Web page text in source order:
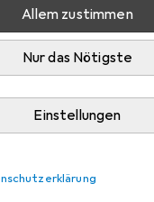
Allem zustimmen
Nur das Nötigste
Einstellungen
EUR
17,42
WinbagMontagekissen
1